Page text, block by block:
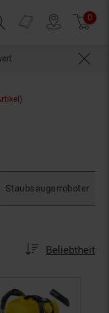
einblenden
Prospekte 0
Staubsaugerroboter
Sortierung:
Beliebtheit